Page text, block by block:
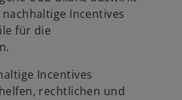
Incentives
für die
Incentives
rechtlichen und